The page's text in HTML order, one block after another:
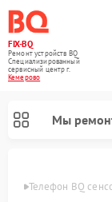
FIX-BQ
Ремонт устройств BQ
Специализированный
cервисный центр г.
Кемерово
Мы
Телефон BQ